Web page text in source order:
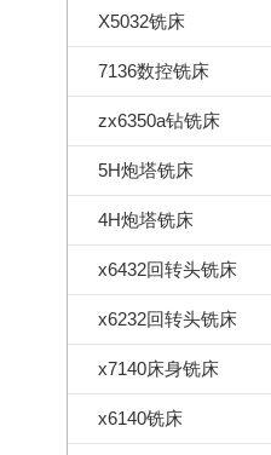
X5032铣床
7136数控铣床
zx6350a钻铣床
5H炮塔铣床
4H炮塔铣床
x6432回转头铣床
x6232回转头铣床
x7140床身铣床
x6140铣床